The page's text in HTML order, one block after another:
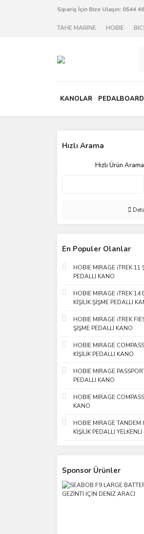
Sipariş İçin Bize Ulaşın: 0544
TAHE MARINE HOBIE
KANOLAR PEDALBOARD
Hızlı Arama
Hızlı Ürün Arama
En Populer Olanlar
HOBIE MIRAGE iTREK 11
PEDALLI KANO
HOBIE MIRAGE iTREK 14
KİŞİLİK ŞİŞME PEDALLI
HOBIE MIRAGE iTREK
ŞİŞME PEDALLI KANO
HOBIE MIRAGE
KİŞİLİK PEDALLI KANO
HOBIE MIRAGE
PEDALLI KANO
HOBIE MIRAGE
KANO
HOBIE MIRAGE TANDEM
KİŞİLİK PEDALLI
Sponsor Ürünler